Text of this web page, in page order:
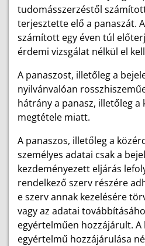
tudomásszerzéstől
terjesztette elő a panaszát.
számított egy éven túl
érdemi vizsgálat nélkül el
A panaszost, illetőleg a
nyilvánvalóan
hátrány a panasz, illetőleg a
megtétele miatt.
A panaszos, illetőleg a
személyes adatai csak a
kezdeményezett eljárás
rendelkező szerv részére
e szerv annak kezelésére
vagy az adatai
egyértelműen hozzájárult.
egyértelmű hozzájárulása